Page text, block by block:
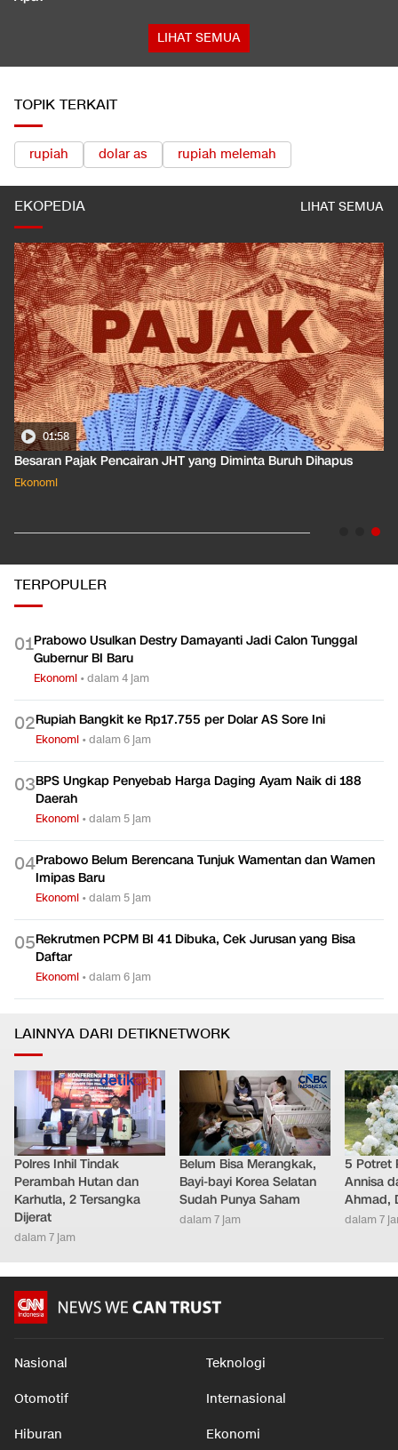
LIHAT SEMUA
TOPIK TERKAIT
rupiah dolar as rupiah melemah
EKOPEDIA LIHAT SEMUA
01:50
Apa Arti Peringkat Kredit Indonesia yang Dirilis S&P Global
Dkk?
TERPOPULER
01Prabowo Usulkan Destry Damayanti Jadi Calon Tunggal
Gubernur BI Baru
Ekonomi •dalam 4 jam
02Rupiah Bangkit ke Rp17.755 per Dolar AS Sore Ini
Ekonomi •dalam 6 jam
03BPS Ungkap Penyebab Harga Daging Ayam Naik di 188
Daerah
Ekonomi •dalam 5 jam
04Prabowo Belum Berencana Tunjuk Wamentan dan Wamen
Imipas Baru
Ekonomi •dalam 5 jam
05Rekrutmen PCPM BI 41 Dibuka, Cek Jurusan yang Bisa
Daftar
Ekonomi •dalam 6 jam
LAINNYA DARI DETIKNETWORK
Polres Inhil Tindak
Perambah Hutan dan
Karhutla, 2 Tersangka
Dijerat
dalam 7 jam
Belum Bisa Merangkak,
Bayi-bayi Korea Selatan
Sudah Punya Saham
dalam 7 jam
5 Potret
Annisa
Ahmad,
dalam 7
Nasional Teknologi
Otomotif Internasional
Hiburan Ekonomi